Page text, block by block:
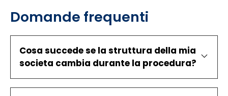
Domande frequenti
Cosa succede se la struttura della mia
societa cambia durante la procedura?